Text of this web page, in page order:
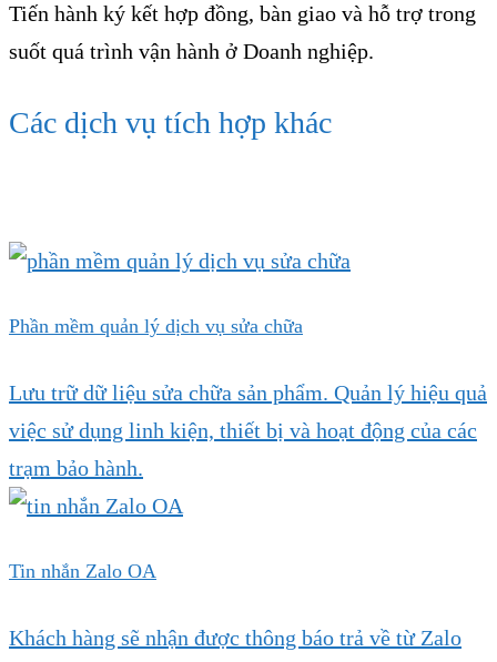
Tiến hành ký kết hợp đồng, bàn giao và hỗ trợ trong
suốt quá trình vận hành ở Doanh nghiệp.
Các dịch vụ tích hợp khác
Phần mềm quản lý dịch vụ sửa chữa
Lưu trữ dữ liệu sửa chữa sản phẩm. Quản lý hiệu quả
việc sử dụng linh kiện, thiết bị và hoạt động của các
trạm bảo hành.
Tin nhắn Zalo OA
Khách hàng sẽ nhận được thông báo trả về từ Zalo